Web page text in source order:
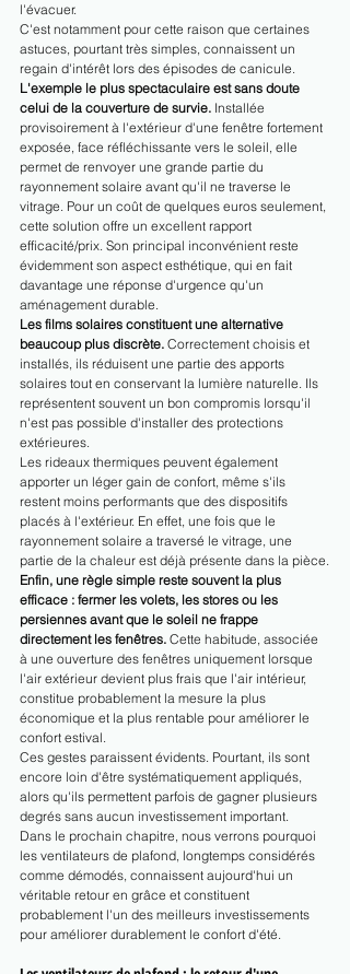
l'évacuer.
C'est notamment pour cette raison que certaines
astuces, pourtant très simples, connaissent un
regain d'intérêt lors des épisodes de canicule.
L'exemple le plus spectaculaire est sans doute
celui de la couverture de survie. Installée
provisoirement à l'extérieur d'une fenêtre fortement
exposée, face réfléchissante vers le soleil, elle
permet de renvoyer une grande partie du
rayonnement solaire avant qu'il ne traverse le
vitrage. Pour un coût de quelques euros seulement,
cette solution offre un excellent rapport
efficacité/prix. Son principal inconvénient reste
évidemment son aspect esthétique, qui en fait
davantage une réponse d'urgence qu'un
aménagement durable.
Les films solaires constituent une alternative
beaucoup plus discrète. Correctement choisis et
installés, ils réduisent une partie des apports
solaires tout en conservant la lumière naturelle. Ils
représentent souvent un bon compromis lorsqu'il
n'est pas possible d'installer des protections
extérieures.
Les rideaux thermiques peuvent également
apporter un léger gain de confort, même s'ils
restent moins performants que des dispositifs
placés à l'extérieur. En effet, une fois que le
rayonnement solaire a traversé le vitrage, une
partie de la chaleur est déjà présente dans la pièce.
Enfin, une règle simple reste souvent la plus
efficace : fermer les volets, les stores ou les
persiennes avant que le soleil ne frappe
directement les fenêtres. Cette habitude, associée
à une ouverture des fenêtres uniquement lorsque
l'air extérieur devient plus frais que l'air intérieur,
constitue probablement la mesure la plus
économique et la plus rentable pour améliorer le
confort estival.
Ces gestes paraissent évidents. Pourtant, ils sont
encore loin d'être systématiquement appliqués,
alors qu'ils permettent parfois de gagner plusieurs
degrés sans aucun investissement important.
Dans le prochain chapitre, nous verrons pourquoi
les ventilateurs de plafond, longtemps considérés
comme démodés, connaissent aujourd'hui un
véritable retour en grâce et constituent
probablement l'un des meilleurs investissements
pour améliorer durablement le confort d'été.